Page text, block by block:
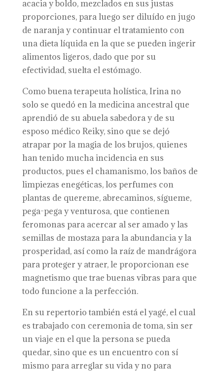
acacia y boldo, mezclados en sus justas
proporciones, para luego ser diluído en jugo
de naranja y continuar el tratamiento con
una dieta líquida en la que se pueden ingerir
alimentos ligeros, dado que por su
efectividad, suelta el estómago.
Como buena terapeuta holística, Irina no
solo se quedó en la medicina ancestral que
aprendió de su abuela sabedora y de su
esposo médico Reiky, sino que se dejó
atrapar por la magia de los brujos, quienes
han tenido mucha incidencia en sus
productos, pues el chamanismo, los baños de
limpiezas enegéticas, los perfumes con
plantas de quereme, abrecaminos, sígueme,
pega-pega y venturosa, que contienen
feromonas para acercar al ser amado y las
semillas de mostaza para la abundancia y la
prosperidad, así como la raíz de mandrágora
para proteger y atraer, le proporcionan ese
magnetismo que trae buenas vibras para que
todo funcione a la perfección.
En su repertorio también está el yagé, el cual
es trabajado con ceremonia de toma, sin ser
un viaje en el que la persona se pueda
quedar, sino que es un encuentro con sí
mismo para arreglar su vida y no para